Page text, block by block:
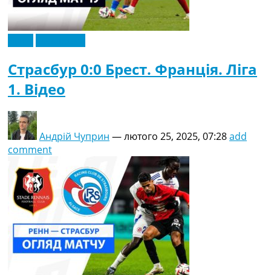
Страсбур 0:0 Брест. Франція. Ліга
1. Відео
Андрій Чуприн —лютого 25, 2025, 07:28add
comment